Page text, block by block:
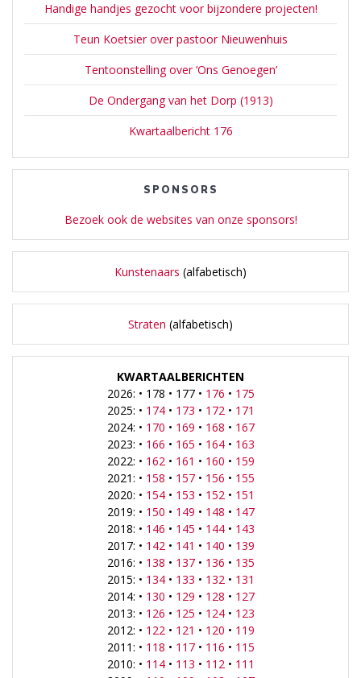
Handige handjes gezocht voor bijzondere projecten!
Teun Koetsier over pastoor Nieuwenhuis
Tentoonstelling over ‘Ons Genoegen’
De Ondergang van het Dorp (1913)
Kwartaalbericht 176
SPONSORS
Bezoek ook de websites van onze sponsors!
Kunstenaars (alfabetisch)
Straten (alfabetisch)
KWARTAALBERICHTEN
2026: • 178 • 177 • 176 • 175
2025: • 174• 173 • 172• 171
2024: • 170 • 169 • 168 • 167
2023: • 166 • 165 • 164• 163
2022: • 162• 161 • 160 • 159
2021: • 158 • 157• 156 • 155
2020: • 154• 153 • 152• 151
2019: • 150 • 149 • 148 • 147
2018: • 146 • 145 • 144• 143
2017: • 142• 141 • 140 • 139
2016: • 138 • 137• 136 • 135
2015: • 134• 133 • 132• 131
2014: • 130 • 129 • 128 • 127
2013: • 126 • 125 • 124• 123
2012: • 122• 121 • 120 • 119
2011: • 118 • 117• 116 • 115
2010: • 114• 113 • 112• 111